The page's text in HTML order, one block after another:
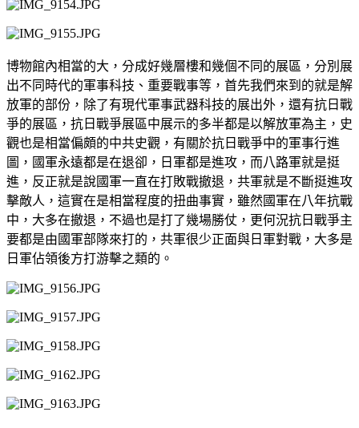
博物館內相當的大，分成好幾層樓和幾個不同的展區，分別展
出不同時代的軍事科技、重要戰事等，首先我們來到的就是解
放軍的部份，除了有現代軍事武器科技的展出外，還有抗日戰
爭的展區，抗日戰爭展區中展示的多半都是以解放軍為主，史
觀也是相當偏頗的中共史觀，有關於抗日戰爭中的軍事行進
圖，國軍永遠都是在退卻，日軍都是進攻，而八路軍就是挺
進，反正就是說國軍一直在打敗戰撤退，共軍就是不斷挺進攻
擊敵人，這實在是相當程度的扭曲事實，雖然國軍在八年抗戰
中，大多在撤退，不過也是打了幾場勝仗，更何況抗日戰爭主
要都是由國軍部隊來打的，共軍很少正面與日軍對戰，大多是
日軍佔領後方打游擊之類的。